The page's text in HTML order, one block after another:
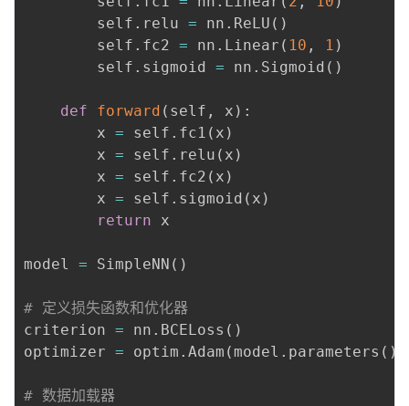
        self
. relu = nn . ReLU ( )
        self
. fc2 = nn . Linear ( 10 , 1 )
        self
. sigmoid = nn . Sigmoid ( )
def forward ( self , x ) :
        x
= self . fc1 ( x )
        x
= self . relu ( x )
        x
= self . fc2 ( x )
        x
= self . sigmoid ( x )
return x
model = SimpleNN ( )
# 定义损失函数和优化器
criterion = nn . BCELoss ( )
optimizer = optim . Adam ( model . parameters ( )
# 数据加载器